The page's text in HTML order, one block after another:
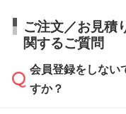
ご注文／お見積
関するご質問
会員登録をしない
すか？